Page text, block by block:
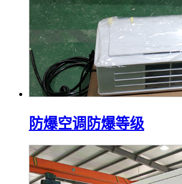
防爆空调防爆等级